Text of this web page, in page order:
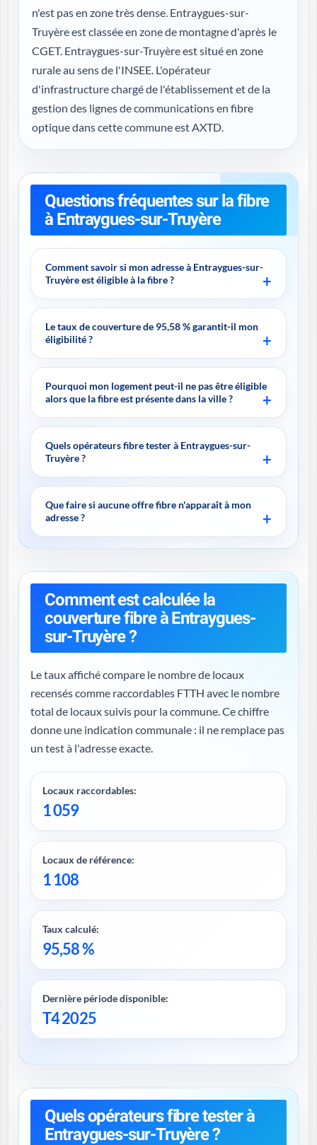
n'est pas en zone très dense. Entraygues-sur-
Truyère est classée en zone de montagne d'après le
CGET. Entraygues-sur-Truyère est situé en zone
rurale au sens de l'INSEE. L'opérateur
d'infrastructure chargé de l'établissement et de la
gestion des lignes de communications en fibre
optique dans cette commune est AXTD.
Questions fréquentes sur la fibre
à Entraygues-sur-Truyère
Comment savoir si mon adresse à Entraygues-sur-
Truyère est éligible à la fibre ?
Le taux de couverture de 95,58 % garantit-il mon
éligibilité ?
Pourquoi mon logement peut-il ne pas être éligible
alors que la fibre est présente dans la ville ?
Quels opérateurs fibre tester à Entraygues-sur-
Truyère ?
Que faire si aucune offre fibre n'apparaît à mon
adresse ?
Comment est calculée la
couverture fibre à Entraygues-
sur-Truyère ?
Le taux affiché compare le nombre de locaux
recensés comme raccordables FTTH avec le nombre
total de locaux suivis pour la commune. Ce chiffre
donne une indication communale : il ne remplace pas
un test à l'adresse exacte.
Locaux raccordables:
1 059
Locaux de référence:
1 108
Taux calculé:
95,58 %
Dernière période disponible:
T4 2025
Quels opérateurs fibre tester à
Entraygues-sur-Truyère ?